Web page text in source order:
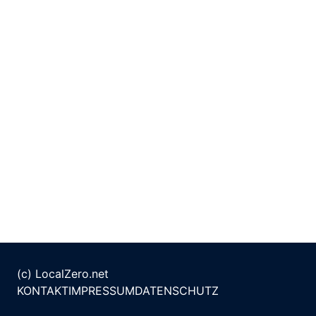
(c) LocalZero.net
KONTAKTIMPRESSUMDATENSCHUTZ